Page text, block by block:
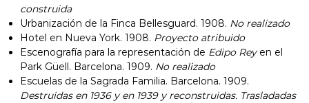
construida
Urbanización de la Finca Bellesguard. 1908. No realizado
Hotel en Nueva York. 1908. Proyecto atribuido
Escenografía para la representación de Edipo Reyen el
Park Güell. Barcelona. 1909. No realizado
Escuelas de la Sagrada Familia. Barcelona. 1909.
Destruidas en 1936 y en 1939 y reconstruidas. Trasladadas